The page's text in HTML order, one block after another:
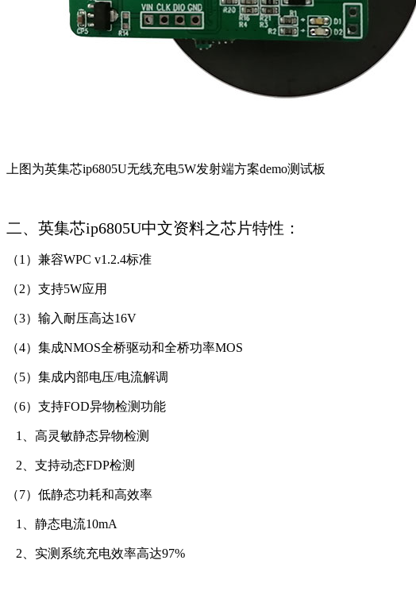
上图为英集芯ip6805U无线充电5W发射端方案demo测试板
二、英集芯ip6805U中文资料之芯片特性：
（1）兼容WPC v1.2.4标准
（2）支持5W应用
（3）输入耐压高达16V
（4）集成NMOS全桥驱动和全桥功率MOS
（5）集成内部电压/电流解调
（6）支持FOD异物检测功能
1、高灵敏静态异物检测
2、支持动态FDP检测
（7）低静态功耗和高效率
1、静态电流10mA
2、实测系统充电效率高达97%